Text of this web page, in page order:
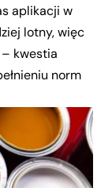
aplikacji w
lotny, więc
– kwestia
norm